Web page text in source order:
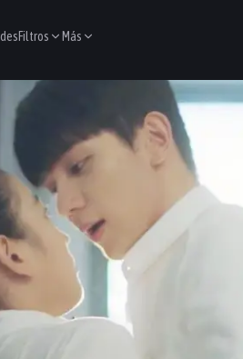
Filtros Más